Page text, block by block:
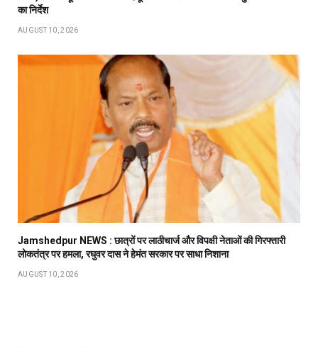
का निर्देश
AUGUST 10, 2026
Jamshedpur NEWS : छात्रों पर लाठीचार्ज और विपक्षी नेताओं की गिरफ्तारी
लोकतंत्र पर हमला, रघुवर दास ने हेमंत सरकार पर साधा निशाना
AUGUST 10, 2026